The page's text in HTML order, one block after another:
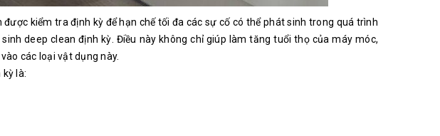
kiểm tra định kỳ để hạn chế tối đa các sự cố có thể phát sinh trong quá trình
deep clean định kỳ. Điều này không chỉ giúp làm tăng tuổi thọ của máy móc,
các loại vật dụng này.
là: